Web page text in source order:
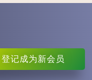
登记成为新会员